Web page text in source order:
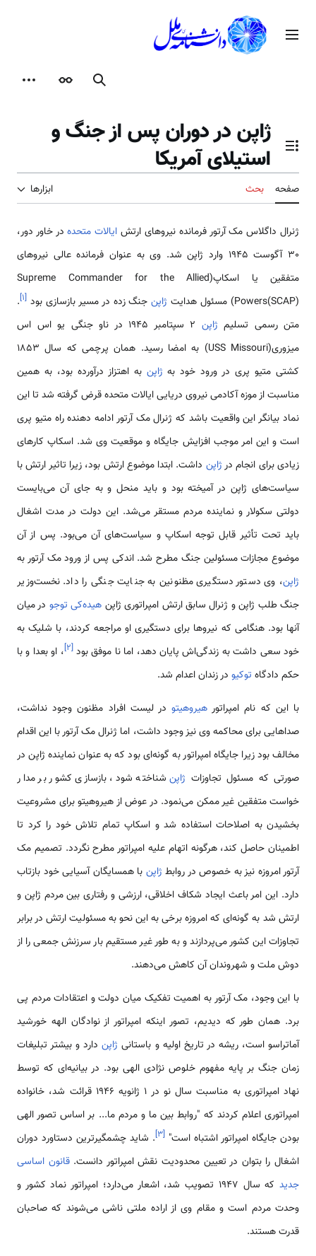
محتوامنوی اصلی
جستجوظاهر
تغییر وضعیت فهرست محتویات
ژاپن در دوران پس از جنگ و
استیلای آمریکا
صفحه بحث ابزارها
ژنرال داگلاس مک آرتور فرمانده نیروهای ارتش ایالات متحدهدر خاور دور،
30 آگوست 1945 وارد ژاپن شد. وی به عنوان فرمانده عالی نیروهای
متفقین یا اسکاپ(Supreme Commander for the Allied
Powers(SCAP)) مسئول هدایت
ژاپنجنگ زده در مسیر بازسازی بود [۱]
.
متن رسمی تسلیم ژاپن
2 سپتامبر 1945 در ناو جنگی یو اس اس
میزوری(USS Missouri) به امضا رسید. همان پرچمی که سال 1853
کشتی متیو پری در ورود خود به ژاپن به اهتزاز درآورده بود، به همین
مناسبت از موزه آکادمی نیروی دریایی ایالات متحده قرض گرفته شد تا این
نماد بیانگر این واقعیت باشد که ژنرال مک آرتور ادامه دهنده راه متیو پری
است و این امر موجب افزایش جایگاه و موقعیت وی شد. اسکاپ کارهای
زیادی برای انجام درژاپن داشت. ابتدا موضوع ارتش بود، زیرا تاثیر ارتش با
سیاست‌های ژاپن در آمیخته بود و باید منحل و به جای آن می‌بایست
دولتی سكولار و نماینده مردم مستقر می‌شد. این دولت در مدت اشغال
باید تحت تأثیر قابل توجه اسکاپ و سیاست‌های آن می‌بود. پس از آن
موضوع مجازات مسئولین جنگ مطرح شد. اندکی پس از ورود مک آرتور به
ژاپن، وی دستور دستگیری مظنونین به جنایت جنگی را داد. نخست‌وزیر
جنگ طلب ژاپن و ژنرال سابق ارتش امپراتوری ژاپن هیده‌کی توجو در میان
آنها بود. هنگامی که نیروها برای دستگیری او مراجعه کردند، با شلیک به
خود سعی داشت به زندگی‌اش پایان دهد، اما نا موفق بود[۲]، او بعدا و با
حکم دادگاه توکیو در زندان اعدام شد.
با این که نام امپراتور هیروهیتودر لیست افراد مظنون وجود نداشت،
صداهایی برای محاکمه وی نیز وجود داشت، اما ژنرال مک آرتور با این اقدام
مخالف بود زیرا جایگاه امپراتور به گونه‌ای بود که به عنوان نماینده ژاپن در
صورتی که مسئول تجاوزات ژاپن شناخته شود، بازسازی کشور بر مدار
خواست متفقین غیر ممکن می‌نمود. در عوض از هیروهیتو برای مشروعیت
بخشیدن به اصلاحات استفاده شد و اسکاپ تمام تلاش خود را کرد تا
اطمینان حاصل کند، هرگونه اتهام علیه امپراتور مطرح نگردد. تصمیم مک
آرتور امروزه نیز به خصوص در روابط ژاپن با همسایگان آسیایی خود بازتاب
دارد. این امر باعث ایجاد شکاف اخلاقی، ارزشی و رفتاری بین مردم ژاپن و
ارتش شد به گونه‌ای که امروزه برخی به این نحو به مسئولیت ارتش در برابر
تجاوزات این کشور می‌پردازند و به طور غیر مستقیم بار سرزنش جمعی را از
دوش ملت و شهروندان آن کاهش می‌دهند.
با این وجود، مک آرتور به اهمیت تفکیک میان دولت و اعتقادات مردم پی
برد. همان طور که دیدیم، تصور اینکه امپراتور از نوادگان الهه خورشید
آماتراسو است، ریشه در تاریخ اولیه و باستانی ژاپندارد و بیشتر تبلیغات
زمان جنگ بر پایه مفهوم خلوص نژادی الهی بود. در بیانیه‌ای که توسط
نهاد امپراتوری به مناسبت سال نو در 1 ژانویه 1946 قرائت شد، خانواده
امپراتوری اعلام کردند که "روابط بین ما و مردم ما... بر اساس تصور الهی
بودن جایگاه امپراتور اشتباه است" [۳]. شاید چشمگیرترین دستاورد دوران
اشغال را بتوان در تعیین محدودیت نقش امپراتور دانست.قانون اساسی
جدید
که سال 1947 تصویب شد، اشعار می‌دارد؛ امپراتور نماد کشور و
وحدت مردم است و مقام وی از اراده ملتی ناشی می‌شوند که صاحبان
قدرت هستند.